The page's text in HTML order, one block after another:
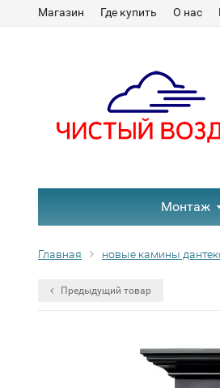
Магазин Где купить О нас
Монтаж
Главная новые камины
Предыдущий товар